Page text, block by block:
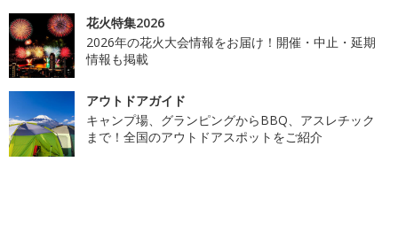
花火特集2026
2026年の花火大会情報をお届け！開催・中止・延期
情報も掲載
アウトドアガイド
キャンプ場、グランピングからBBQ、アスレチック
まで！全国のアウトドアスポットをご紹介